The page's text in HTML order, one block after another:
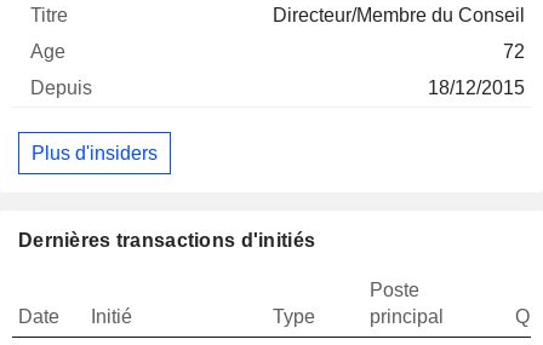
Directeur/Membre du Conseil
72
18/12/2015
Plus d'insiders
Dernières transactions d'initiés
Date Initié Type
Poste
principal